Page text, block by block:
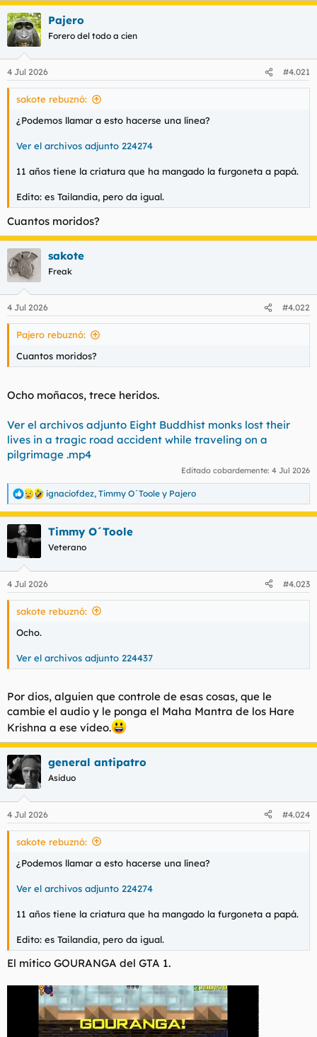
Pajero
Forero del todo a cien
4 Jul 2026 #4.021
sakote rebuznó:
¿Podemos llamar a esto hacerse una línea?
Ver el archivos adjunto 224274
11 años tiene la criatura que ha mangado la furgoneta a papá.
Edito: es Tailandia, pero da igual.
Cuantos moridos?
sakote
Freak
4 Jul 2026 #4.022
Pajero rebuznó:
Cuantos moridos?
Ocho moñacos, trece heridos.
Ver el archivos adjunto Eight Buddhist monks lost their
lives in a tragic road accident while traveling on a
pilgrimage .mp4
Editado cobardemente: 4 Jul 2026
R
e
c
e
s
ignaciofdez, Timmy O´Toole y Pajero
Timmy O´Toole
Veterano
4 Jul 2026 #4.023
sakote rebuznó:
Ocho.
Ver el archivos adjunto 224437
Por dios, alguien que controle de esas cosas, que le
cambie el audio y le ponga el Maha Mantra de los Hare
Krishna a ese vídeo.
general antipatro
Asiduo
4 Jul 2026 #4.024
sakote rebuznó:
¿Podemos llamar a esto hacerse una línea?
Ver el archivos adjunto 224274
11 años tiene la criatura que ha mangado la furgoneta a papá.
Edito: es Tailandia, pero da igual.
El mítico GOURANGA del GTA 1.